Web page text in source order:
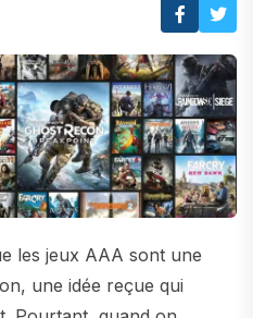
les jeux AAA sont une
une idée reçue qui